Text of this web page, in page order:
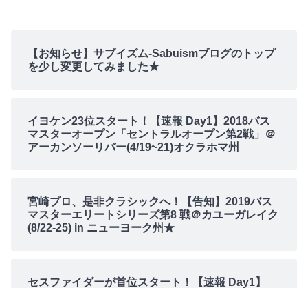
【お知らせ】サブイズム-Sabuismブログのトップ
を少し変更してみました★
イヨケン23位スタート！【速報 Day1】2018バス
マスターオープン「セントラルオープン第2戦」＠
アーカンソーリバー(4/19~21)オクラホマ州
宮崎プロ、是非クラシックへ！【告知】2019バス
マスターエリートシリーズ第8 戦＠カユーガレイク
(8/22-25) in ニューヨーク州★
セスファイダーが首位スタート！【速報 Day1】